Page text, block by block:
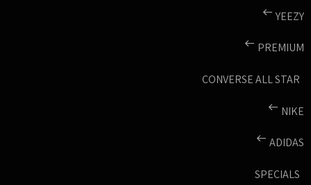
YEEZY
PREMIUM
CONVERSE ALL STAR
NIKE
ADIDAS
SPECIALS